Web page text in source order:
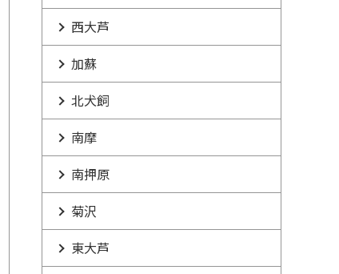
西大芦
加蘇
北犬飼
南摩
南押原
菊沢
東大芦